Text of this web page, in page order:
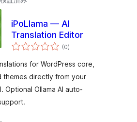
iPoLlama — AI
Translation Editor
(0個
の
価
)
for WordPress core,
themes directly from your
Optional Ollama AI auto-